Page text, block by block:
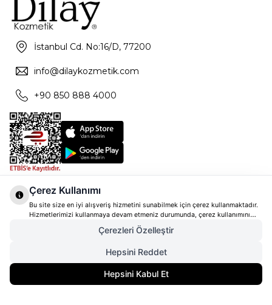
İstanbul Cd. No:16/D, 77200
info@dilaykozmetik.com
+90 850 888 4000
Çerez Kullanımı
Bu site size en iyi alışveriş hizmetini sunabilmek için çerez kullanmaktadır.
Hizmetlerimizi kullanmaya devam etmeniz durumunda, çerez kullanımını
kabul ettiğinizi varsayacağız. Çerezler hakkında daha fazla bilgi ve nasıl
reddedeceğinizi öğrenmek içintıklayınız
Çerezleri Özelleştir
Hepsini Reddet
Hepsini Kabul Et